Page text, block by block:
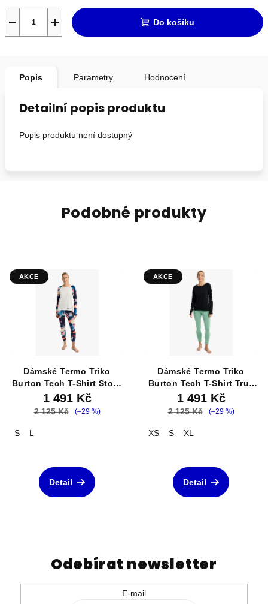
+
− Do košíku
Popis Parametry Hodnocení
Detailní popis produktu
Popis produktu není dostupný
Podobné produkty
AKCE
Dámské Termo Triko
Burton Tech T-Shirt Stout
White / Floral Blue
1 491 Kč
2 125 Kč (–29 %)
S L
Detail
AKCE
Dámské Termo Triko
Burton Tech T-Shirt True
Black
1 491 Kč
2 125 Kč (–29 %)
XS S XL
Detail
Odebírat newsletter
E-mail